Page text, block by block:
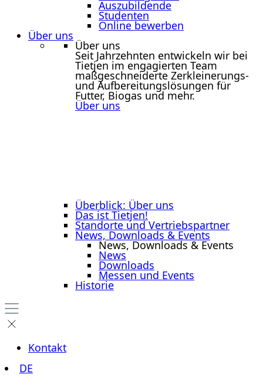
Auszubildende
Studenten
Online bewerben
Über uns
Über uns
Seit Jahrzehnten entwickeln wir bei
Tietjen im engagierten Team
maßgeschneiderte Zerkleinerungs-
und Aufbereitungslösungen für
Futter, Biogas und mehr.
Über uns
Überblick: Über uns
Das ist Tietjen!
Standorte und Vertriebspartner
News, Downloads & Events
News, Downloads & Events
News
Downloads
Messen und Events
Historie
Kontakt
DE